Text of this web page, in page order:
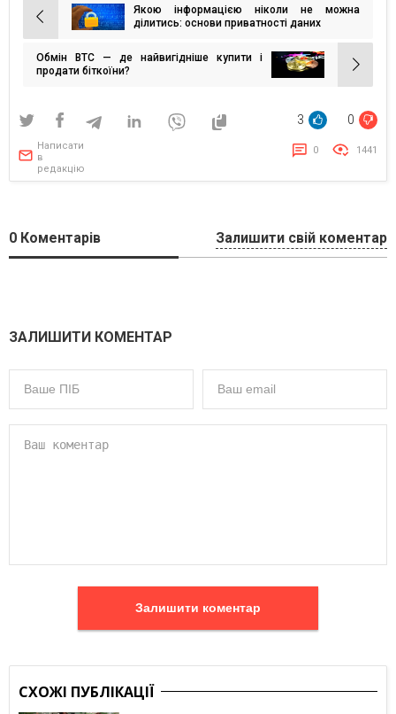
Навігація
записів
Якою інформацією ніколи не можна
ділитись: основи приватності даних
Обмін BTC — де найвигідніше купити і
продати біткоїни?
3 0
Написати
в
редакцію
0 1441
0 Коментарів Залишити свій коментар
ЗАЛИШИТИ КОМЕНТАР
Залишити коментар
СХОЖІ ПУБЛІКАЦІЇ